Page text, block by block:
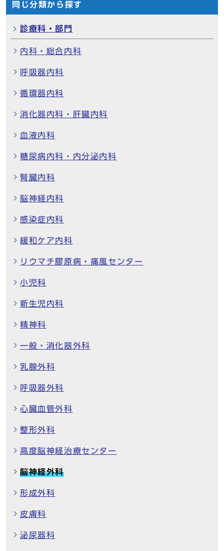
同じ分類から探す
診療科・部門
内科・総合内科
呼吸器内科
循環器内科
消化器内科・肝臓内科
血液内科
糖尿病内科・内分泌内科
腎臓内科
脳神経内科
感染症内科
緩和ケア内科
リウマチ膠原病・痛風センター
小児科
新生児内科
精神科
一般・消化器外科
乳腺外科
呼吸器外科
心臓血管外科
整形外科
高度脳神経治療センター
脳神経外科
形成外科
皮膚科
泌尿器科